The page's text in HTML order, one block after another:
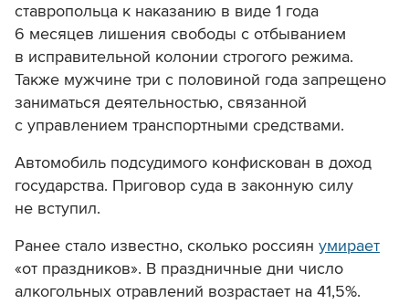
ставропольца к наказанию в виде 1 года
6 месяцев лишения свободы с отбыванием
в исправительной колонии строгого режима.
Также мужчине три с половиной года запрещено
заниматься деятельностью, связанной
с управлением транспортными средствами.
Автомобиль подсудимого конфискован в доход
государства. Приговор суда в законную силу
не вступил.
Ранее стало известно, сколько россиян умирает
«от праздников». В праздничные дни число
алкогольных отравлений возрастает на 41,5%.